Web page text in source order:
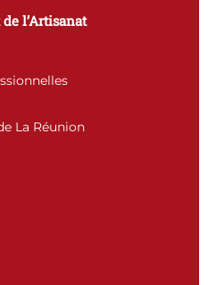
e
dl’Artisanat
La Réunion